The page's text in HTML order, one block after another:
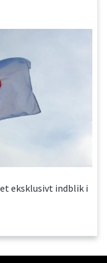
et eksklusivt indblik i